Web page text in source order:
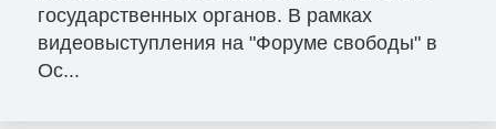
государственных органов. В рамках
видеовыступления на "Форуме свободы" в
Ос...